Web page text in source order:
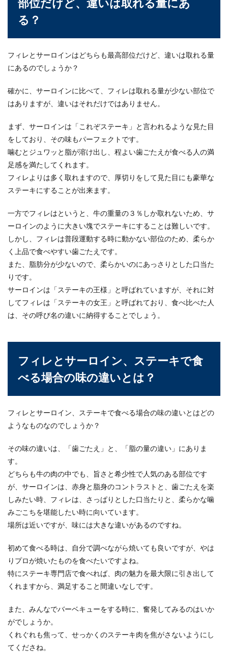
で美味しくい...
すぐできるものがおすすめ
に作れるものなのでしょうか？がっつり肉料理を
食べ...
米の保存期間は？未開封の米の賞味期
限と保存方法を解説
家にあるを未開封の状態で保存しているとき、保
存期間が長くなると、米の賞味期限について気に
一人暮らしでの揚げ物はフライパンが
あれば出来る！
暮らしでも是非揚げ物に挑戦してみましょう。
部位だけど、違いは取れる量にあ
る？
フィレとサーロインはどちらも最高部位だけど、違いは取れる量
にあるのでしょうか？
確かに、サーロインに比べて、フィレは取れる量が少ない部位で
はありますが、違いはそれだけではありません。
まず、サーロインは「これぞステーキ」と言われるような見た目
をしており、その味もパーフェクトです。
噛むとジュワッと脂が溶け出し、程よい歯ごたえが食べる人の満
足感を満たしてくれます。
フィレよりは多く取れますので、厚切りをして見た目にも豪華な
ステーキにすることが出来ます。
一方でフィレはというと、牛の重量の３％しか取れないため、サ
ーロインのように大きい塊でステーキにすることは難しいです。
しかし、フィレは普段運動する時に動かない部位のため、柔らか
く上品で食べやすい歯ごたえです。
また、脂肪分が少ないので、柔らかいのにあっさりとした口当た
りです。
サーロインは「ステーキの王様」と呼ばれていますが、それに対
してフィレは「ステーキの女王」と呼ばれており、食べ比べた人
は、その呼び名の違いに納得することでしょう。
フィレとサーロイン、ステーキで食
べる場合の味の違いとは？
フィレとサーロイン、ステーキで食べる場合の味の違いとはどの
ようなものなのでしょうか？
その味の違いは、「歯ごたえ」と、「脂の量の違い」にありま
す。
どちらも牛の肉の中でも、旨さと希少性で人気のある部位です
が、サーロインは、赤身と脂身のコントラストと、歯ごたえを楽
しみたい時、フィレは、さっぱりとした口当たりと、柔らかな噛
みごこちを堪能したい時に向いています。
場所は近いですが、味には大きな違いがあるのですね。
初めて食べる時は、自分で調べながら焼いても良いですが、やは
りプロが焼いたものを食べたいですよね。
特にステーキ専門店で食べれば、肉の魅力を最大限に引き出して
くれますから、満足すること間違いなしです。
また、みんなでバーベキューをする時に、奮発してみるのはいか
がでしょうか。
くれぐれも焦って、せっかくのステーキ肉を焦がさないようにし
てくださね。